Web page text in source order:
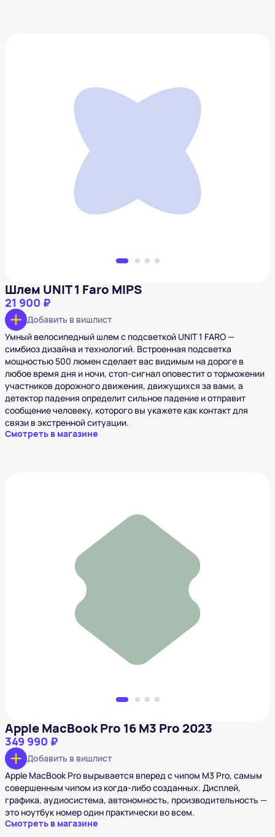
Шлем UNIT 1 Faro MIPS
21 900 ₽
Добавить в вишлист
Умный велосипедный шлем с подсветкой UNIT 1 FARO —
симбиоз дизайна и технологий. Встроенная подсветка
мощностью 500 люмен сделает вас видимым на дороге в
любое время дня и ночи, стоп-сигнал оповестит о торможении
участников дорожного движения, движущихся за вами, а
детектор падения определит сильное падение и отправит
сообщение человеку, которого вы укажете как контакт для
связи в экстренной ситуации.
Смотреть в магазине
Apple MacBook Pro 16 M3 Pro 2023
Apple MacBook Pro 16 M3 Pro 2023
349 990 ₽
Добавить в вишлист
Apple MacBook Pro вырывается вперед с чипом M3 Pro, самым
совершенным чипом из когда-либо созданных. Дисплей,
графика, аудиосистема, автономность, производительность —
это ноутбук номер один практически во всем.
Смотреть в магазине